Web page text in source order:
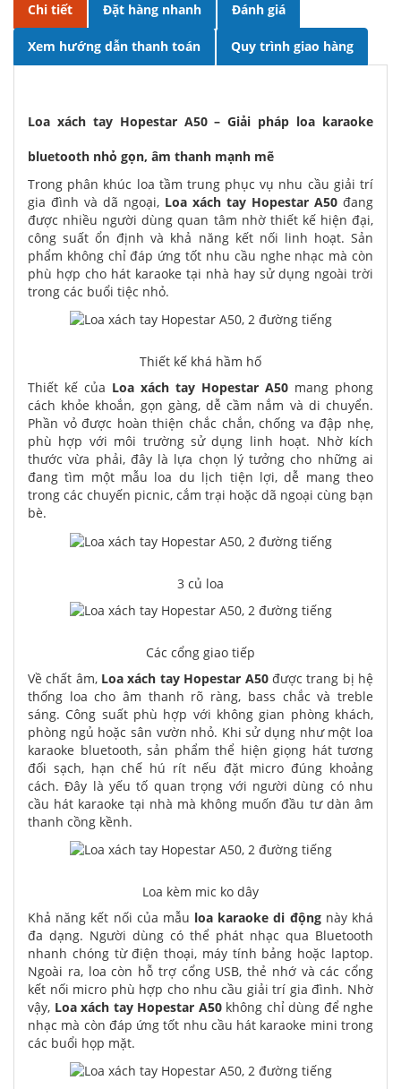
Chi tiết Đặt hàng nhanh Đánh giá
Xem hướng dẫn thanh toán Quy trình giao hàng
Loa xách tay Hopestar A50 – Giải pháp loa karaoke
bluetooth nhỏ gọn, âm thanh mạnh mẽ
Trong phân khúc loa tầm trung phục vụ nhu cầu giải trí
gia đình và dã ngoại, Loa xách tay Hopestar A50 đang
được nhiều người dùng quan tâm nhờ thiết kế hiện đại,
công suất ổn định và khả năng kết nối linh hoạt. Sản
phẩm không chỉ đáp ứng tốt nhu cầu nghe nhạc mà còn
phù hợp cho hát karaoke tại nhà hay sử dụng ngoài trời
trong các buổi tiệc nhỏ.
Thiết kế khá hầm hố
Thiết kế của Loa xách tay Hopestar A50 mang phong
cách khỏe khoắn, gọn gàng, dễ cầm nắm và di chuyển.
Phần vỏ được hoàn thiện chắc chắn, chống va đập nhẹ,
phù hợp với môi trường sử dụng linh hoạt. Nhờ kích
thước vừa phải, đây là lựa chọn lý tưởng cho những ai
đang tìm một mẫu loa du lịch tiện lợi, dễ mang theo
trong các chuyến picnic, cắm trại hoặc dã ngoại cùng bạn
bè.
3 củ loa
Các cổng giao tiếp
Về chất âm, Loa xách tay Hopestar A50được trang bị hệ
thống loa cho âm thanh rõ ràng, bass chắc và treble
sáng. Công suất phù hợp với không gian phòng khách,
phòng ngủ hoặc sân vườn nhỏ. Khi sử dụng như một loa
karaoke bluetooth, sản phẩm thể hiện giọng hát tương
đối sạch, hạn chế hú rít nếu đặt micro đúng khoảng
cách. Đây là yếu tố quan trọng với người dùng có nhu
cầu hát karaoke tại nhà mà không muốn đầu tư dàn âm
thanh cồng kềnh.
Loa kèm mic ko dây
Khả năng kết nối của mẫu loa karaoke di độngnày khá
đa dạng. Người dùng có thể phát nhạc qua Bluetooth
nhanh chóng từ điện thoại, máy tính bảng hoặc laptop.
Ngoài ra, loa còn hỗ trợ cổng USB, thẻ nhớ và các cổng
kết nối micro phù hợp cho nhu cầu giải trí gia đình. Nhờ
vậy, Loa xách tay Hopestar A50không chỉ dùng để nghe
nhạc mà còn đáp ứng tốt nhu cầu hát karaoke mini trong
các buổi họp mặt.